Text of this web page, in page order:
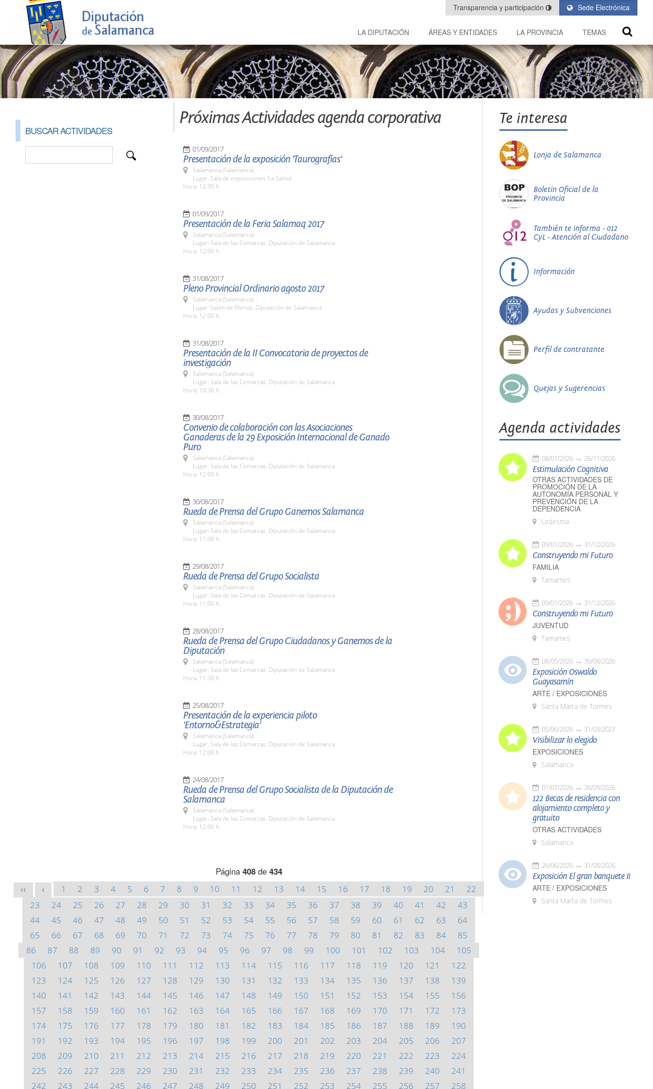
Sede Electrónica
Transparencia y participación
LA DIPUTACIÓN ÁREAS Y ENTIDADES LA PROVINCIA TEMAS
BUSCAR ACTIVIDADES
Próximas Actividades agenda corporativa
01/09/2017
Presentación de la exposición 'Taurografías'
Salamanca (Salamanca)
Lugar: Sala de exposiciones 'La Salina'
Hora: 12:30 h.
01/09/2017
Presentación de la Feria Salamaq 2017
Salamanca (Salamanca)
Lugar: Sala de las Comarcas. Diputación de Salamanca
Hora: 12:00 h.
31/08/2017
Pleno Provincial Ordinario agosto 2017
Salamanca (Salamanca)
Lugar: Salón de Plenos. Diputación de Salamanca
Hora: 12:00 h.
31/08/2017
Presentación de la II Convocatoria de proyectos de
investigación
Salamanca (Salamanca)
Lugar: Sala de las Comarcas. Diputación de Salamanca
Hora: 10:30 h.
30/08/2017
Convenio de colaboración con las Asociaciones
Ganaderas de la 29 Exposición Internacional de Ganado
Puro
Salamanca (Salamanca)
Lugar: Sala de las Comarcas. Diputación de Salamanca
Hora: 12:00 h.
30/08/2017
Rueda de Prensa del Grupo Ganemos Salamanca
Salamanca (Salamanca)
Lugar: Sala de las Comarcas. Diputación de Salamanca
Hora: 11:00 h.
29/08/2017
Rueda de Prensa del Grupo Socialista
Salamanca (Salamanca)
Lugar: Sala de las Comarcas. Diputación de Salamanca
Hora: 11:00 h.
28/08/2017
Rueda de Prensa del Grupo Ciudadanos y Ganemos de la
Diputación
Salamanca (Salamanca)
Lugar: Sala de las Comarcas. Diputación de Salamanca
Hora: 11:30 h.
25/08/2017
Presentación de la experiencia piloto
'Entorno&Estrategia'
Salamanca (Salamanca)
Lugar: Sala de las Comarcas. Diputación de Salamanca
Hora: 12:00 h.
24/08/2017
Rueda de Prensa del Grupo Socialista de la Diputación de
Salamanca
Salamanca (Salamanca)
Lugar: Sala de las Comarcas. Diputación de Salamanca
Hora: 12:00 h.
Página 408de 434
<< < 1 2 3 4 5 6 7 8 9 10 11 12 13 14 15 16 17 18 19 20 21
22
23
24 25 26 27 28 29 30 31 32 33 34 35 36 37 38 39 40 41 42
43
44
45 46 47 48 49 50 51 52 53 54 55 56 57 58 59 60 61 62 63
64
65
66 67 68 69 70 71 72 73 74 75 76 77 78 79 80 81 82 83 84
85
86
87 88 89 90 91 92 93 94 95 96 97 98 99 100 101 102 103 104
105
106
107 108 109 110 111 112 113 114 115 116 117 118 119 120 121
122
123
124 125 126 127 128 129 130 131 132 133 134 135 136 137 138
139
140
141 142 143 144 145 146 147 148 149 150 151 152 153 154 155
156
157
158 159 160 161 162 163 164 165 166 167 168 169 170 171 172
173
174
175 176 177 178 179 180 181 182 183 184 185 186 187 188 189
190
191
192 193 194 195 196 197 198 199 200 201 202 203 204 205 206
207
208
209 210 211 212 213 214 215 216 217 218 219 220 221 222 223
224
225
226 227 228 229 230 231 232 233 234 235 236 237 238 239 240
241
242
243 244 245 246 247 248 249 250 251 252 253 254 255 256 257 258
Te interesa
Lonja de Salamanca
Boletín Oficial de la
Provincia
También te informa - 012
CyL - Atención al Ciudadano
Información
Ayudas y Subvenciones
Perfil de contratante
Quejas y Sugerencias
Agenda actividades
08/01/2026 26/11/2026
Estimulación Cognitiva
OTRAS ACTIVIDADES DE
PROMOCIÓN DE LA
AUTONOMÍA PERSONAL Y
PREVENCIÓN DE LA
DEPENDENCIA
Ledesma
09/01/2026 31/12/2026
Construyendo mi Futuro
FAMILIA
Tamames
09/01/2026 31/12/2026
Construyendo mi Futuro
JUVENTUD
Tamames
08/05/2026 30/08/2026
Exposición Oswaldo
Guayasamín
ARTE / EXPOSICIONES
Santa Marta de Tormes
05/06/2026 31/03/2027
Visibilizar lo elegido
EXPOSICIONES
Salamanca
01/07/2026 30/09/2026
122 Becas de residencia con
alojamiento completo y
gratuito
OTRAS ACTIVIDADES
Salamanca
26/06/2026 31/08/2026
Exposición El gran banquete II
ARTE / EXPOSICIONES
Santa Marta de Tormes